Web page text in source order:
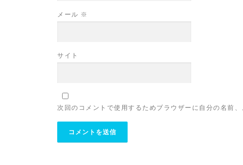
メール ※
サイト
次回のコメントで使用するためブラウザーに自分の名前